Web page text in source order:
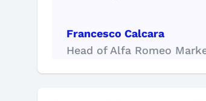
Francesco Calcara
Head of Alfa Romeo